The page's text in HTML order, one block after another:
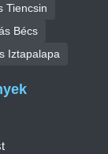
Bécs